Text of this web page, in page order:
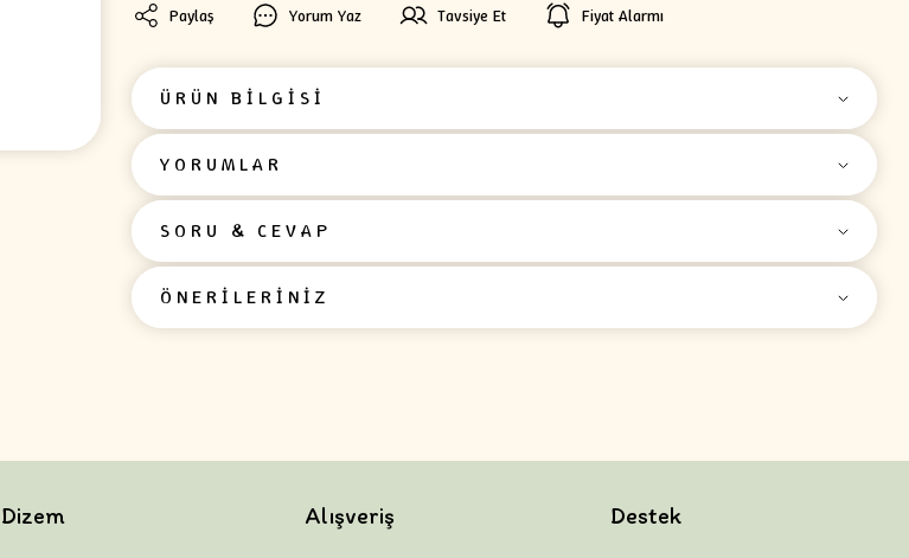
Paylaş Yorum Yaz Tavsiye Et Fiyat Alarmı
ÜRÜN BİLGİSİ
YORUMLAR
SORU & CEVAP
ÖNERİLERİNİZ
Dizem Alışveriş Destek